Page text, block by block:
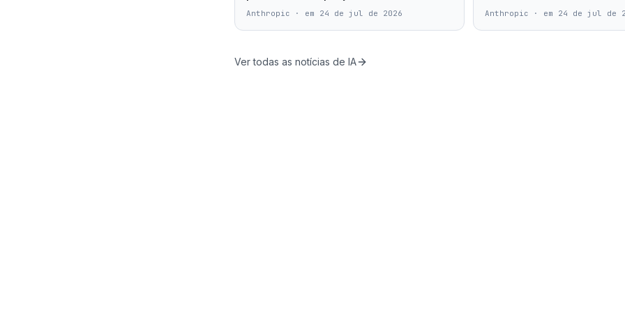
Anthropic · em 24 de jul de 2026 Anthropic · em 24 de jul de
Ver todas as notícias de IA